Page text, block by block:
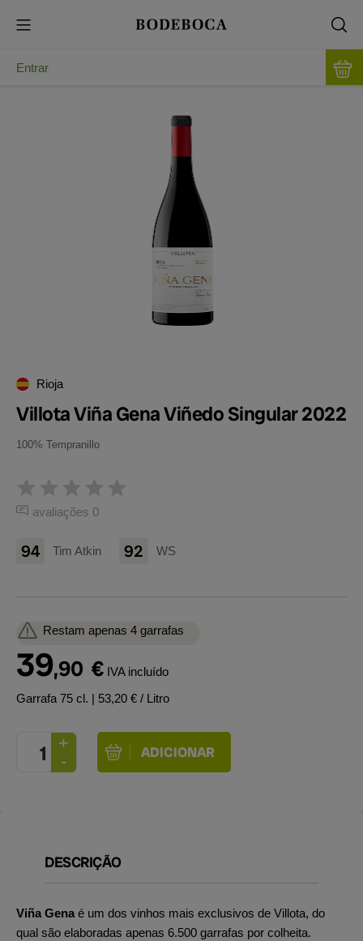
Entrar
Rioja
Villota Viña Gena Viñedo Singular 2022
100% Tempranillo
avaliações 0
94 Tim Atkin 92 WS
Restam apenas 4 garrafas
39,90 € IVA incluído
Garrafa 75 cl. | 53,20 € / Litro
DESCRIÇÃO
Viña Gena é um dos vinhos mais exclusivos de Villota, do
qual são elaboradas apenas 6.500 garrafas por colheita.